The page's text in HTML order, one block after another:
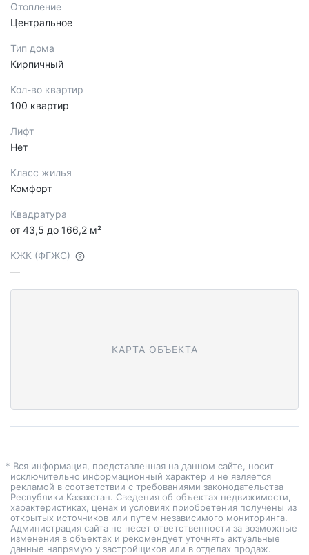
Отопление
Центральное
Тип дома
Кирпичный
Кол-во квартир
100 квартир
Лифт
Нет
Класс жилья
Комфорт
Квадратура
от 43,5 до 166,2 м²
КЖК (ФГЖС)
—
КАРТА ОБЪЕКТА
* Вся информация, представленная на данном сайте, носит
исключительно информационный характер и не является
рекламой в соответствии с требованиями законодательства
Республики Казахстан. Сведения об объектах недвижимости,
характеристиках, ценах и условиях приобретения получены из
открытых источников или путем независимого мониторинга.
Администрация сайта не несет ответственности за возможные
изменения в объектах и рекомендует уточнять актуальные
данные напрямую у застройщиков или в отделах продаж.